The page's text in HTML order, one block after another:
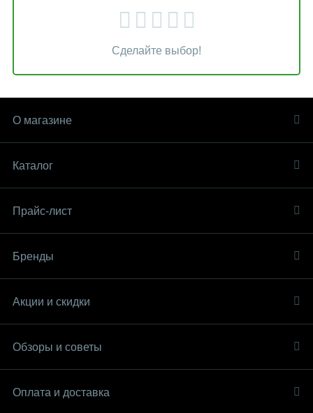
Сделайте выбор!
О магазине
Каталог
Прайс-лист
Бренды
Акции и скидки
Обзоры и советы
Оплата и доставка